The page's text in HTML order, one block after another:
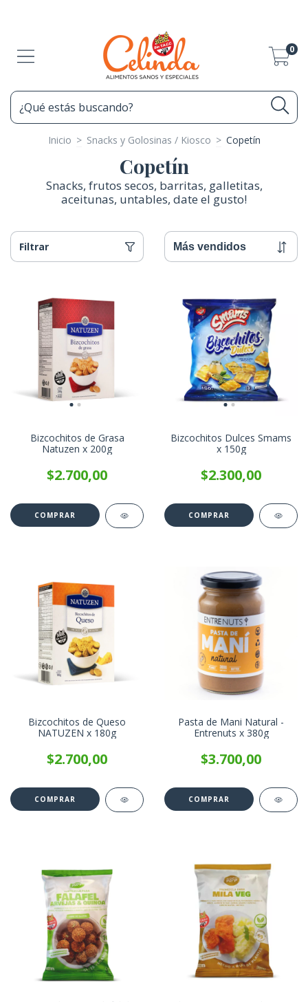
0
Inicio > Snacks y Golosinas / Kiosco > Copetín
Copetín
Snacks, frutos secos, barritas, galletitas,
aceitunas, untables, date el gusto!
Filtrar
Bizcochitos de Grasa
Natuzen x 200g
$2.700,00
Bizcochitos Dulces Smams
x 150g
$2.300,00
Bizcochitos de Queso
NATUZEN x 180g
$2.700,00
Pasta de Mani Natural -
Entrenuts x 380g
$3.700,00